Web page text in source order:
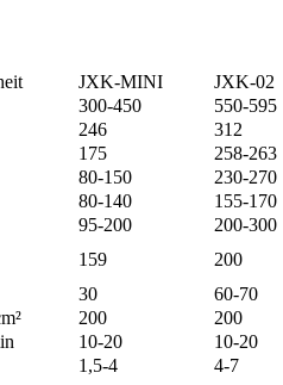
JXK-MINI
JXK-02
300-450
550-595
246
312
175
258-263
80-150
230-270
80-140
155-170
95-200
200-300
159
200
30
60-70
200
200
10-20
10-20
1,5-4 4-7